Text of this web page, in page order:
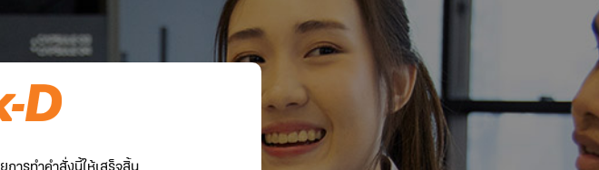
ารทำคำสั่งนี้ให้เสร็จสิ้น